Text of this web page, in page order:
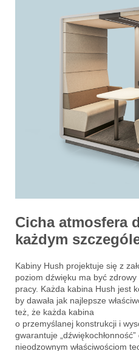
Cicha atmosfera
każdym
Kabiny Hush projektuje się z
poziom dźwięku ma być
pracy. Każda kabina Hush jest
by dawała jak najlepsze
też, że każda kabina
o przemyślanej konstrukcji i
gwarantuje
nieodzownym właściwościom